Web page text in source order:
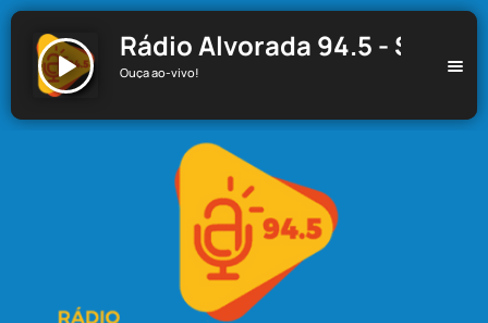
Rádio Alvorada 94.5 - Santa
Ouça ao-vivo!